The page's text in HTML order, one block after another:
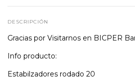
DESCRIPCIÓN
Gracias por Visitarnos en BICPER
Info producto:
Estabilzadores rodado 20